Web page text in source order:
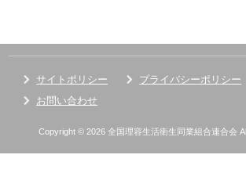
サイトポリシー プライバシーポリシー
お問い合わせ
Copyright © 2026 全国理容生活衛生同業組合連合会